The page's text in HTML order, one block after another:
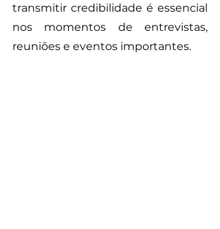
transmitir credibilidade é essencial
nos momentos de entrevistas,
reuniões e eventos importantes.